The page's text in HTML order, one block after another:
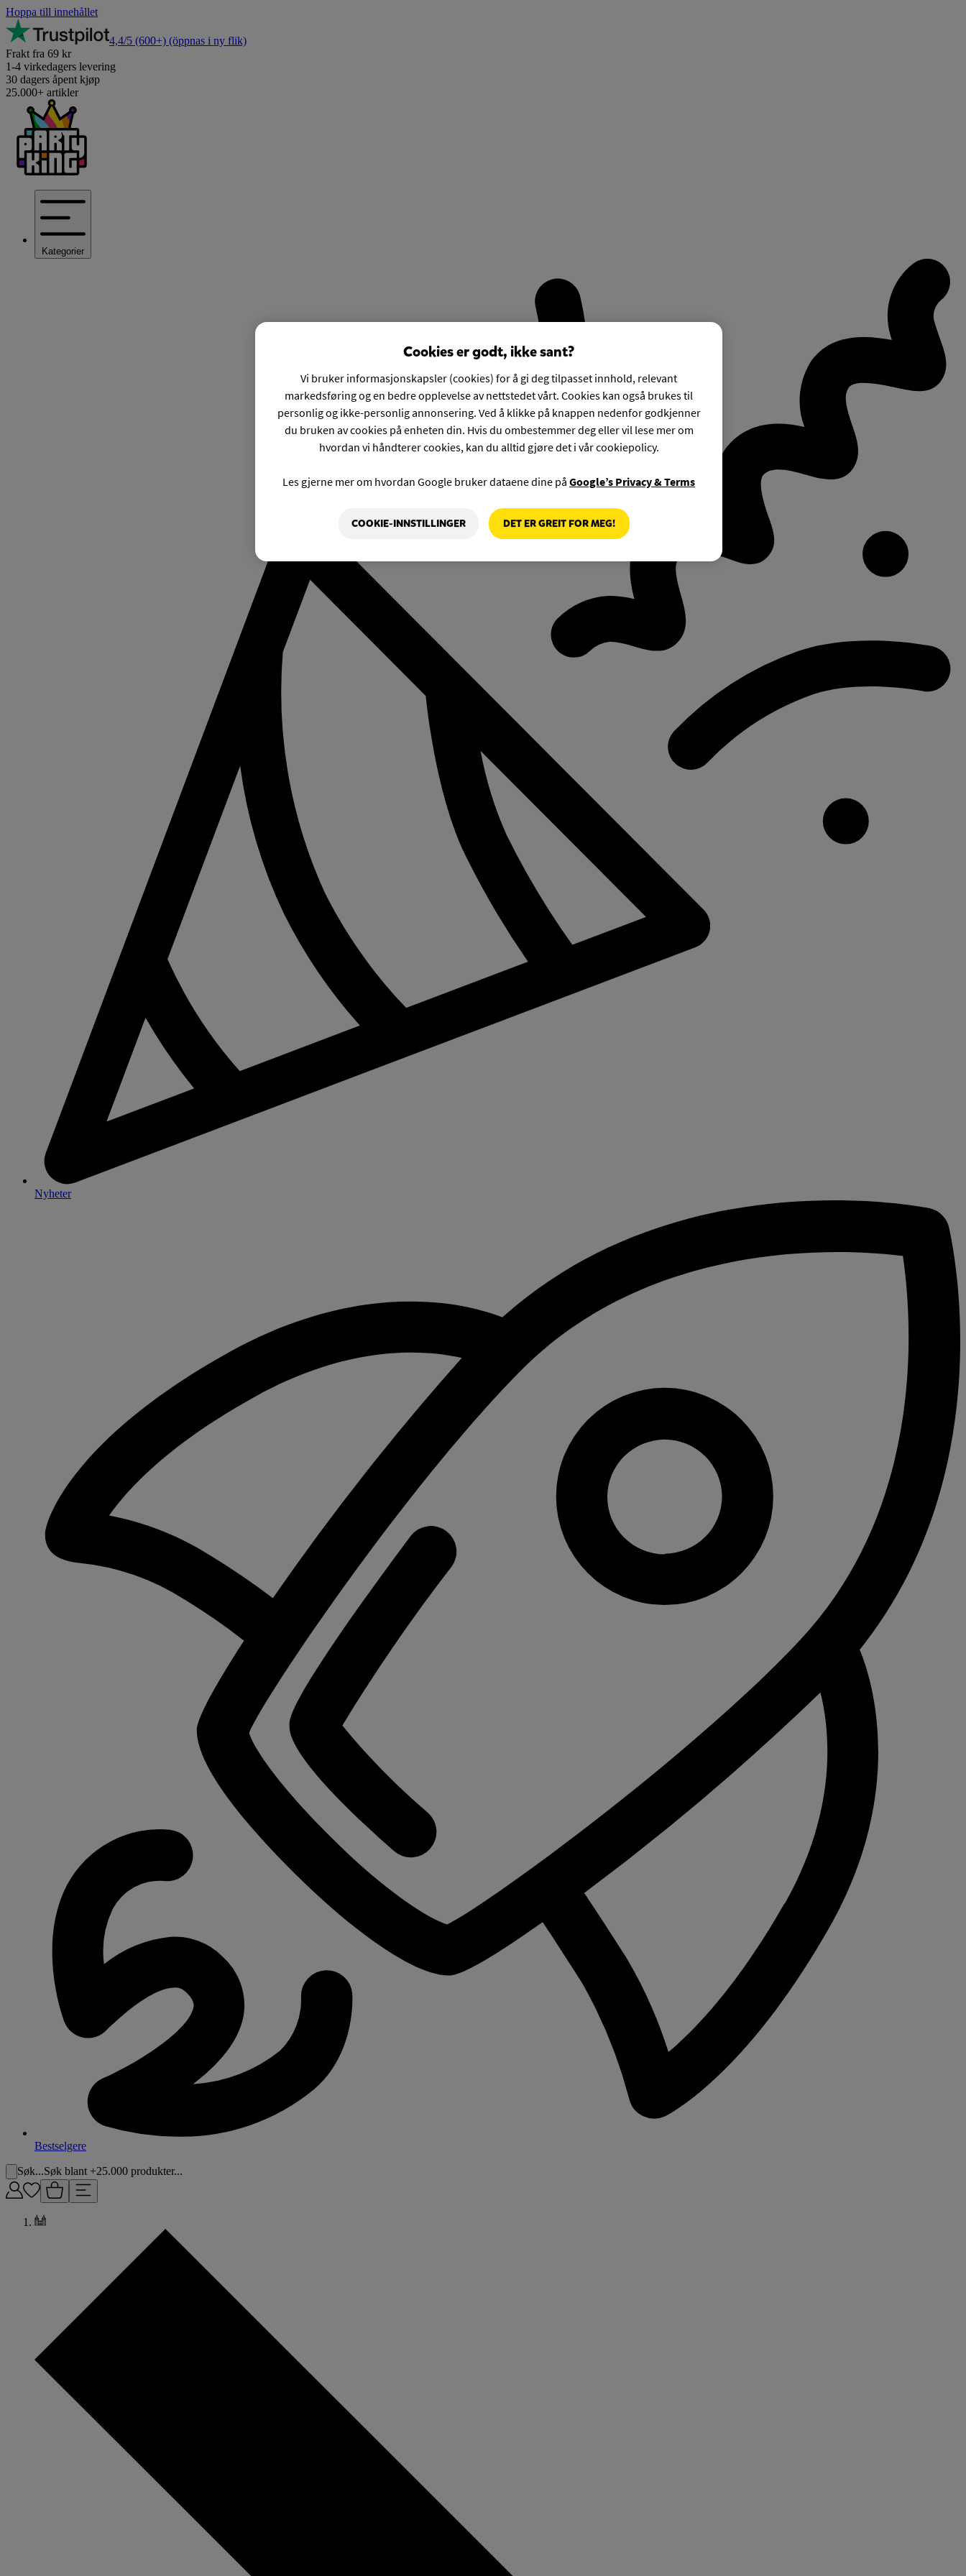
Hoppa till innehållet
4,4/5 (600+) (öppnas i ny flik)
Frakt fra 69 kr
1-4 virkedagers levering
30 dagers åpent kjøp
25.000+ artikler
Kategorier
Nyheter
Bestselgere
Søk...Søk blant +25.000 produkter...
Cookies er godt, ikke sant?
Vi bruker informasjonskapsler (cookies) for å gi deg tilpasset innhold, relevant
markedsføring og en bedre opplevelse av nettstedet vårt. Cookies kan også brukes til
personlig og ikke-personlig annonsering. Ved å klikke på knappen nedenfor godkjenner
du bruken av cookies på enheten din. Hvis du ombestemmer deg eller vil lese mer om
hvordan vi håndterer cookies, kan du alltid gjøre det i vår cookiepolicy.
Les gjerne mer om hvordan Google bruker dataene dine på Google’s Privacy & Terms
COOKIE-INNSTILLINGER DET ER GREIT FOR MEG!